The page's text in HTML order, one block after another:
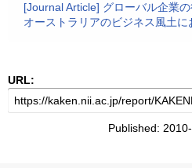
[Journal Article] グローバル企業
オーストラリアのビジネス風土
URL:
Published: